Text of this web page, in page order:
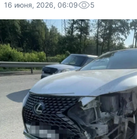
16 июня, 2026, 06:09 5